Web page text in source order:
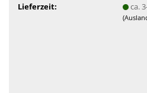
Lieferzeit:
ca.